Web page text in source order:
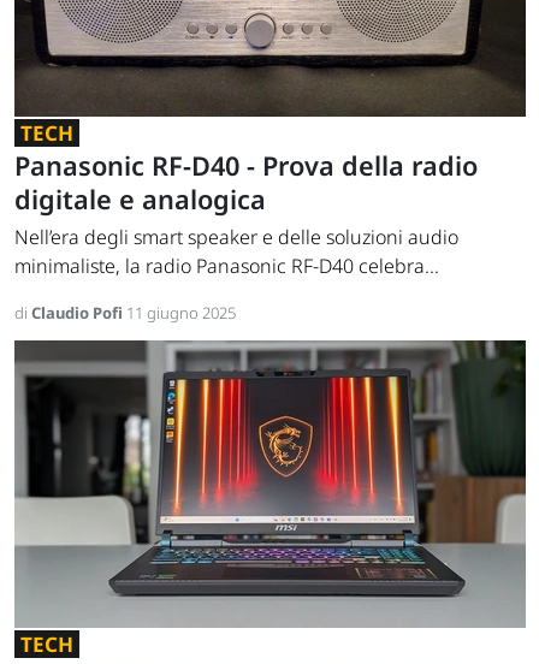
TECH
Panasonic RF-D40 - Prova della radio
digitale e analogica
Nell’era degli smart speaker e delle soluzioni audio
minimaliste, la radio Panasonic RF-D40 celebra...
di Claudio Pofi 11 giugno 2025
TECH